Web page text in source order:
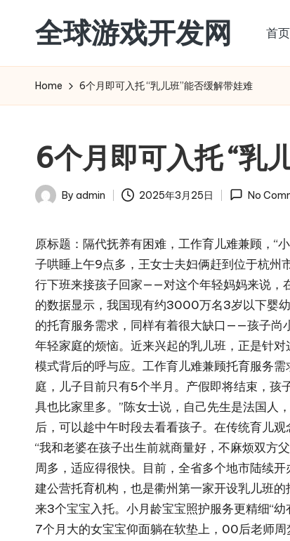
content
全球游戏开发网 首页
Home 6个月即可入托 “乳儿班”能否缓解带娃难
6个月即可入托 “乳
Posted
By admin 2025年3月25日 No
原标题：隔代抚养有困难，工作育儿难兼顾，“
子哄睡上午9点多，王女士夫妇俩赶到位于杭州
行下班来接孩子回家——对这个年轻妈妈来说，
的数据显示，我国现有约3000万名3岁以下婴
的托育服务需求，同样有着很大缺口——孩子尚
年轻家庭的烦恼。近来兴起的乳儿班，正是针
模式背后的呼与应。工作育儿难兼顾托育服务
庭，儿子目前只有5个半月。产假即将结束，孩
具也比家里多。”陈女士说，自己先生是法国人
后，可以趁中午时段去看看孩子。在传统育儿
“我和老婆在孩子出生前就商量好，不麻烦双方
周多，适应得很快。目前，全省多个地市陆续
建公营托育机构，也是衢州第一家开设乳儿班
来3个宝宝入托。小月龄宝宝照护服务更精细“
7个月大的女宝宝仰面躺在软垫上，00后老师